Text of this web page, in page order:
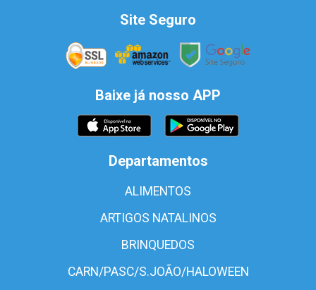
Site Seguro
Baixe já nosso APP
Departamentos
ALIMENTOS
ARTIGOS NATALINOS
BRINQUEDOS
CARN/PASC/S.JOÃO/HALOWEEN